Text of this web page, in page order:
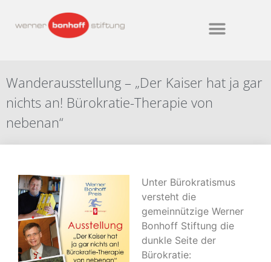
Wanderausstellung – „Der Kaiser hat ja gar
nichts an! Bürokratie-Therapie von
nebenan“
Unter Bürokratismus
versteht die
gemeinnützige Werner
Bonhoff Stiftung die
dunkle Seite der
Bürokratie: